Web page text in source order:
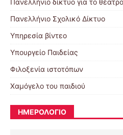
Πανελλήνιο δίκτυο για το
Πανελλήνιο Σχολικό Δίκτυο
Υπηρεσία βίντεο
Υπουργείο Παιδείας
Φιλοξενία ιστοτόπων
Χαμόγελο του παιδιού
ΗΜΕΡΟΛΟΓΙΟ